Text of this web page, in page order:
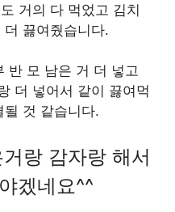
거의 다 먹었고 김치
끓여줬습니다.
반 모 남은 거 더 넣고
더 넣어서 같이 끓여먹
것 같습니다.
랑 감자랑 해서
겠네요^^